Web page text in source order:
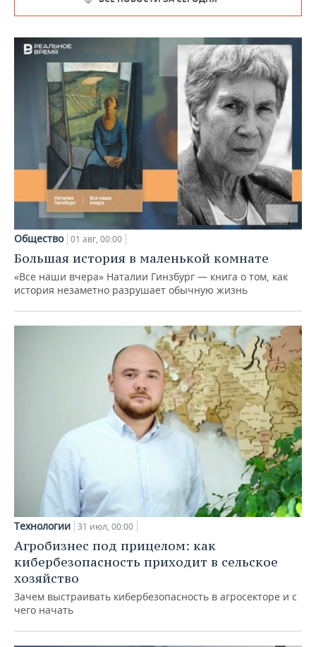
Общество 01 авг, 00:00
Большая история в маленькой комнате
«Все наши вчера» Наталии Гинзбург — книга о том, как
история незаметно разрушает обычную жизнь
Технологии 31 июл, 00:00
Агробизнес под прицелом: как
кибербезопасность приходит в сельское
хозяйство
Зачем выстраивать кибербезопасность в агросекторе и с
чего начать